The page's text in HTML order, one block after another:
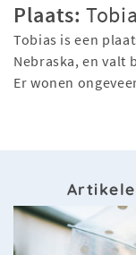
Plaats:
Tobias is een
Nebraska, en valt
Er wonen